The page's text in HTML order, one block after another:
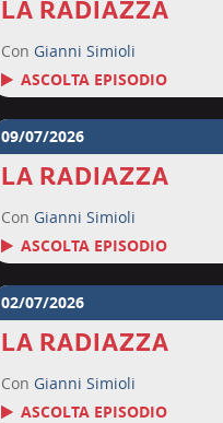
LA RADIAZZA
Con Gianni Simioli
ASCOLTA EPISODIO
09/07/2026
LA RADIAZZA
Con Gianni Simioli
ASCOLTA EPISODIO
02/07/2026
LA RADIAZZA
Con Gianni Simioli
ASCOLTA EPISODIO